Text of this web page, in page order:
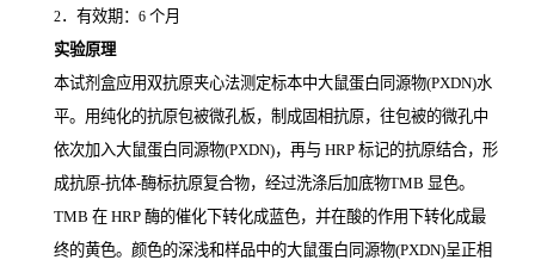
2．有效期： 6 个月
实验原理
本试剂盒应用双抗原夹心法测定标本中大鼠蛋白同源物(PXDN)水
平。用纯化的抗原包被微孔板，制成固相抗原，往包被的微孔中
依次加入大鼠蛋白同源物(PXDN)，再与 HRP 标记的抗原结合，形
成抗原-抗体-酶标抗原复合物，经过洗涤后加底物TMB 显色。
TMB 在 HRP 酶的催化下转化成蓝色，并在酸的作用下转化成最
终的黄色。颜色的深浅和样品中的大鼠蛋白同源物(PXDN)呈正相